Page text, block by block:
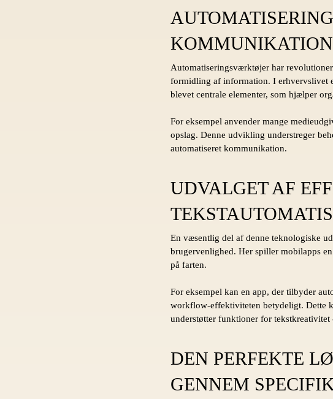
KOMMUNIKATION
Automatiseringsværktøjer har
formidling af information. I erhvervslivet
blevet centrale elementer, som hjælper
For eksempel anvender mange
opslag. Denne udvikling understreger
automatiseret kommunikation.
UDVALGET AF
En væsentlig del af denne teknologiske
brugervenlighed. Her spiller mobilapps
på farten.
For eksempel kan en app, der tilbyder
workflow-effektiviteten betydeligt. Dette
understøtter funktioner for tekstkreativitet
DEN PERFEKTE
GENNEM